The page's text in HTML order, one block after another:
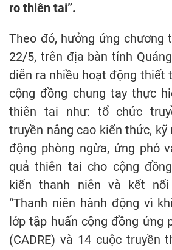
ro thiên tai”.
Theo đó, hưởng ứng chương
22/5, trên địa bàn tỉnh
diễn ra nhiều hoạt động thiết
cộng đồng chung tay thực
thiên tai như: tổ chức
truyền nâng cao kiến thức, kỹ
động phòng ngừa, ứng phó
quả thiên tai cho cộng
kiến thanh niên và kết
“Thanh niên hành động vì
lớp tập huấn cộng đồng ứng
(CADRE) và 14 cuộc truyền